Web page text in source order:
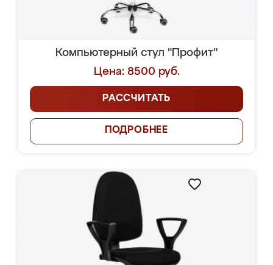
Компьютерный стул "Профит"
Цена: 8500 руб.
РАССЧИТАТЬ
ПОДРОБНЕЕ